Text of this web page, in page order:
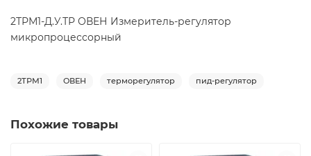
2ТРМ1-Д.У.ТР ОВЕН Измеритель-регулятор
микропроцессорный
2ТРМ1 ОВЕН терморегулятор пид-регулятор
Похожие товары